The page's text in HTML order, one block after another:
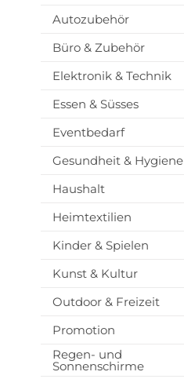
Autozubehör
Büro & Zubehör
Elektronik & Technik
Essen & Süsses
Eventbedarf
Gesundheit & Hygiene
Haushalt
Heimtextilien
Kinder & Spielen
Kunst & Kultur
Outdoor & Freizeit
Promotion
Regen- und
Sonnenschirme